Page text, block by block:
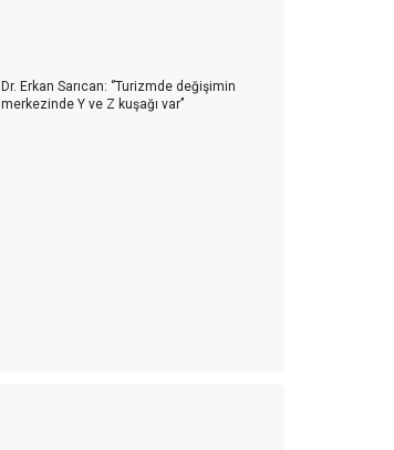
Dr. Erkan Sarıcan: ‘’Turizmde değişimin
merkezinde Y ve Z kuşağı var’’